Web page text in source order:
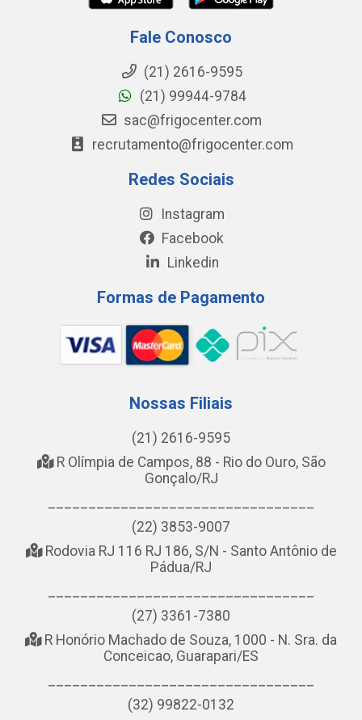
Fale Conosco
(21) 2616-9595
(21) 99944-9784
sac@frigocenter.com
recrutamento@frigocenter.com
Redes Sociais
Instagram
Facebook
Linkedin
Formas de Pagamento
Nossas Filiais
(21) 2616-9595
R Olímpia de Campos, 88 - Rio do Ouro, São
Gonçalo/RJ
(22) 3853-9007
Rodovia RJ 116 RJ 186, S/N - Santo Antônio de
Pádua/RJ
(27) 3361-7380
R Honório Machado de Souza, 1000 - N. Sra. da
Conceicao, Guarapari/ES
(32) 99822-0132